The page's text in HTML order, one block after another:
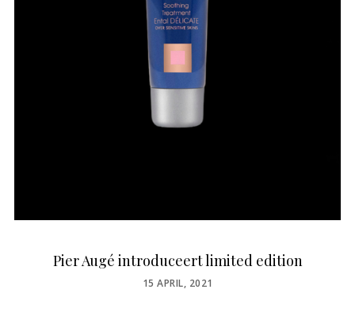
Pier Augé introduceert limited edition
POSTED
15 APRIL, 2021